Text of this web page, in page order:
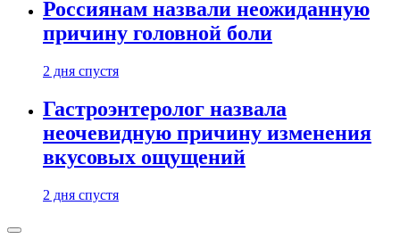
Россиянам назвали неожиданную
причину головной боли
2 дня спустя
Гастроэнтеролог назвала
неочевидную причину изменения
вкусовых ощущений
2 дня спустя